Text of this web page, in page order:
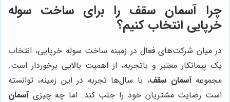
چرا آسمان سقف را برای ساخت سوله
خرپایی انتخاب کنیم؟
در میان شرکت‌های فعال در زمینه ساخت سوله خرپایی، انتخاب
یک پیمانکار معتبر و باتجربه، از اهمیت بالایی برخوردار است.
مجموعهآسمان سقف، با سال‌ها تجربه در این زمینه، توانسته
است رضایت مشتریان خود را جلب کند. اما چه چیزیآسمان